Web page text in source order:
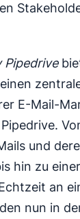
Pipedrive
E-Mail-
und
hin zu
an
nun in